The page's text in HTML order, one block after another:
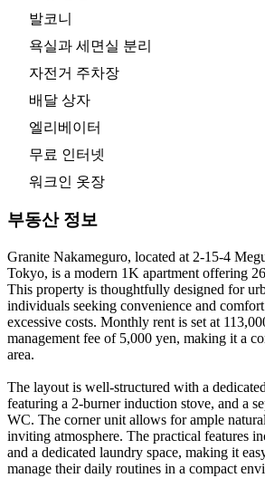
발코니
욕실과 세면실 분리
자전거 주차장
배달 상자
엘리베이터
무료 인터넷
워크인 옷장
부동산 정보
Granite Nakameguro, located at 2-15-4
Tokyo, is a modern 1K apartment offering
This property is thoughtfully designed for
individuals seeking convenience and
excessive costs. Monthly rent is set at
management fee of 5,000 yen, making it a
area.
The layout is well-structured with a
featuring a 2-burner induction stove, and a
WC. The corner unit allows for ample
inviting atmosphere. The practical features
and a dedicated laundry space, making it
manage their daily routines in a compact